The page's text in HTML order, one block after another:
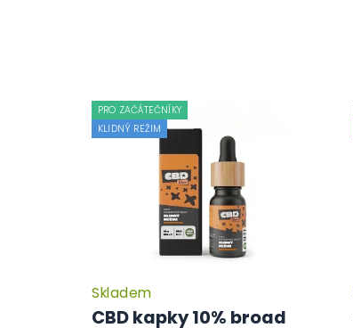
PRO ZAČÁTEČNÍKY
KLIDNÝ REŽIM
CBD kapky 10% broad
Skladem